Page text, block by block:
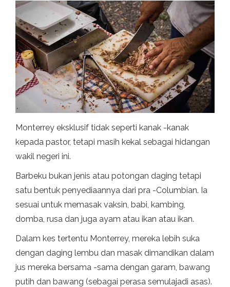
Monterrey eksklusif tidak seperti kanak -kanak
kepada pastor, tetapi masih kekal sebagai hidangan
wakil negeri ini.
Barbeku bukan jenis atau potongan daging tetapi
satu bentuk penyediaannya dari pra -Columbian. Ia
sesuai untuk memasak vaksin, babi, kambing,
domba, rusa dan juga ayam atau ikan atau ikan.
Dalam kes tertentu Monterrey, mereka lebih suka
dengan daging lembu dan masak dimandikan dalam
jus mereka bersama -sama dengan garam, bawang
putih dan bawang (sebagai perasa semulajadi asas).